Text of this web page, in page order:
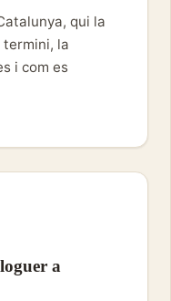
qui la
termini, la
i com es
a